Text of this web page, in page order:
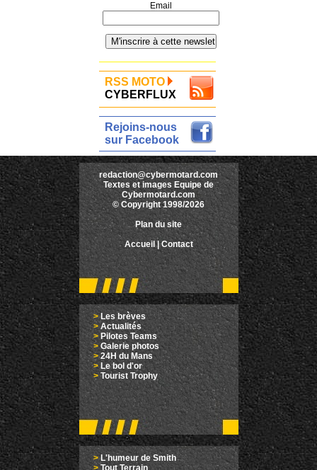
Email
RSS MOTO
CYBERFLUX
Rejoins-nous
sur Facebook
redaction@cybermotard.com
Textes et images Equipe de
Cybermotard.com
© Copyright 1998/2026
Plan du site
Accueil |Contact
>Les brèves
> Actualités
> Pilotes Teams
>Galerie photos
>24H du Mans
>Le bol d'or
> Tourist Trophy
>L'humeur de Smith
> Tout Terrain